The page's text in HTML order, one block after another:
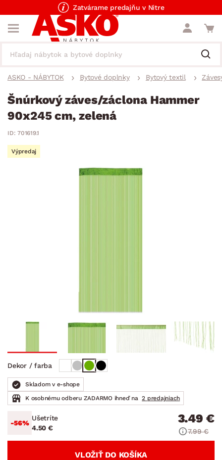
Zatvárame predajňu v Nitre
ASKO - NÁBYTOK Bytové doplnky Bytový textil
Šnúrkový záves/záclona Hammer
90x245 cm, zelená
ID: 701619.1
Výpredaj
Dekor / farba
Skladom v e-shope
K osobnému odberu ZADARMO ihneď na 2 predajniach
-56%
Ušetríte
4.50 €
3.49 €
7.99 €
VLOŽIŤ DO KOŠÍKA